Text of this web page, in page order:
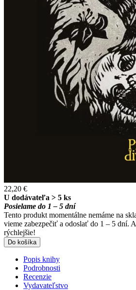
22,20 €
U dodávateľa > 5 ks
Posielame do 1 – 5 dní
Tento produkt momentálne nemáme na
vieme zabezpečiť a odoslať do 1 – 5 dní.
rýchlejšie!
Do košíka
Popis knihy
Podrobnosti
Recenzie
Vydavateľstvo